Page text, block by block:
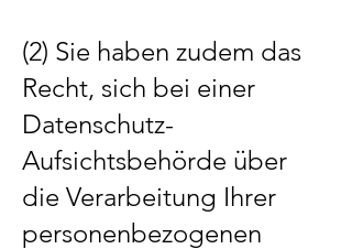
(2) Sie haben zudem das
Recht, sich bei einer
Datenschutz-
Aufsichtsbehörde über
die Verarbeitung Ihrer
personenbezogenen